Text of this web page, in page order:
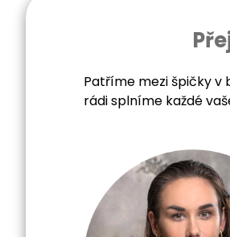
Patříme mezi špičky v
rádi splníme každé